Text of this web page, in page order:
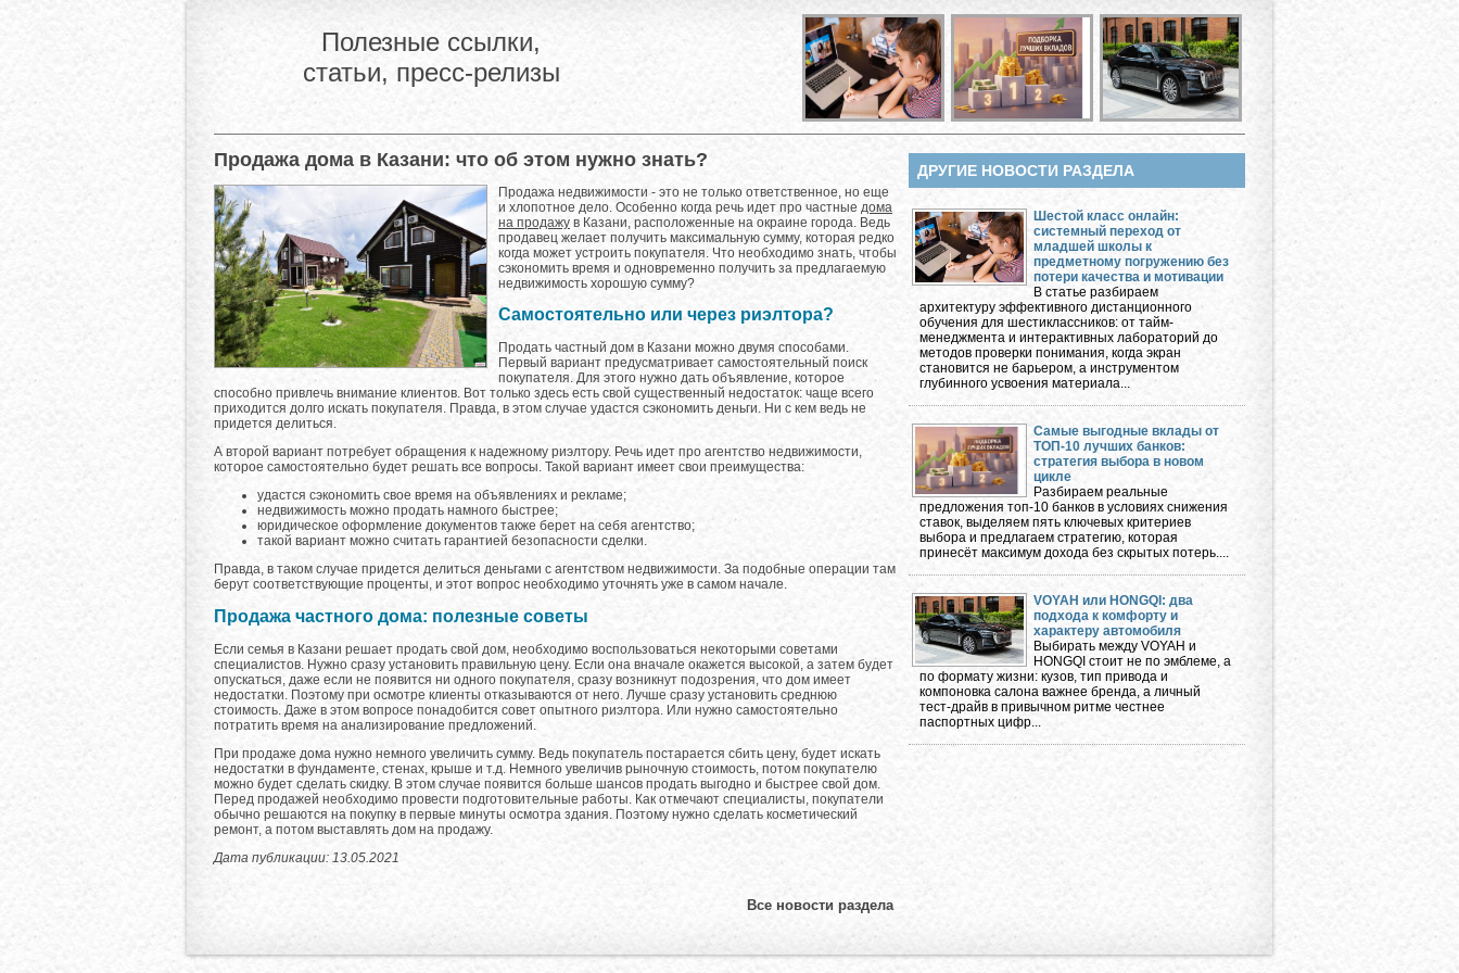
Полезные ссылки,
статьи, пресс-релизы
Продажа дома в Казани: что об этом нужно знать?
Продажа недвижимости - это не только ответственное, но еще
и хлопотное дело. Особенно когда речь идет про частные дома
на продажу в Казани, расположенные на окраине города. Ведь
продавец желает получить максимальную сумму, которая редко
когда может устроить покупателя. Что необходимо знать, чтобы
сэкономить время и одновременно получить за предлагаемую
недвижимость хорошую сумму?
Самостоятельно или через риэлтора?
Продать частный дом в Казани можно двумя способами.
Первый вариант предусматривает самостоятельный поиск
покупателя. Для этого нужно дать объявление, которое
способно привлечь внимание клиентов. Вот только здесь есть свой существенный недостаток: чаще всего
приходится долго искать покупателя. Правда, в этом случае удастся сэкономить деньги. Ни с кем ведь не
придется делиться.
А второй вариант потребует обращения к надежному риэлтору. Речь идет про агентство недвижимости,
которое самостоятельно будет решать все вопросы. Такой вариант имеет свои преимущества:
удастся сэкономить свое время на объявлениях и рекламе;
недвижимость можно продать намного быстрее;
юридическое оформление документов также берет на себя агентство;
такой вариант можно считать гарантией безопасности сделки.
Правда, в таком случае придется делиться деньгами с агентством недвижимости. За подобные операции там
берут соответствующие проценты, и этот вопрос необходимо уточнять уже в самом начале.
Продажа частного дома: полезные советы
Если семья в Казани решает продать свой дом, необходимо воспользоваться некоторыми советами
специалистов. Нужно сразу установить правильную цену. Если она вначале окажется высокой, а затем будет
опускаться, даже если не появится ни одного покупателя, сразу возникнут подозрения, что дом имеет
недостатки. Поэтому при осмотре клиенты отказываются от него. Лучше сразу установить среднюю
стоимость. Даже в этом вопросе понадобится совет опытного риэлтора. Или нужно самостоятельно
потратить время на анализирование предложений.
При продаже дома нужно немного увеличить сумму. Ведь покупатель постарается сбить цену, будет искать
недостатки в фундаменте, стенах, крыше и т.д. Немного увеличив рыночную стоимость, потом покупателю
можно будет сделать скидку. В этом случае появится больше шансов продать выгодно и быстрее свой дом.
Перед продажей необходимо провести подготовительные работы. Как отмечают специалисты, покупатели
обычно решаются на покупку в первые минуты осмотра здания. Поэтому нужно сделать косметический
ремонт, а потом выставлять дом на продажу.
Дата публикации: 13.05.2021
Все новости раздела
ДРУГИЕ НОВОСТИ РАЗДЕЛА
Шестой класс онлайн:
системный переход от
младшей школы к
предметному погружению без
потери качества и мотивации
В статье разбираем
архитектуру эффективного дистанционного
обучения для шестиклассников: от тайм-
менеджмента и интерактивных лабораторий до
методов проверки понимания, когда экран
становится не барьером, а инструментом
глубинного усвоения материала...
Самые выгодные вклады от
ТОП-10 лучших банков:
стратегия выбора в новом
цикле
Разбираем реальные
предложения топ-10 банков в условиях снижения
ставок, выделяем пять ключевых критериев
выбора и предлагаем стратегию, которая
принесёт максимум дохода без скрытых потерь....
VOYAH или HONGQI: два
подхода к комфорту и
характеру автомобиля
Выбирать между VOYAH и
HONGQI стоит не по эмблеме, а
по формату жизни: кузов, тип привода и
компоновка салона важнее бренда, а личный
тест-драйв в привычном ритме честнее
паспортных цифр...